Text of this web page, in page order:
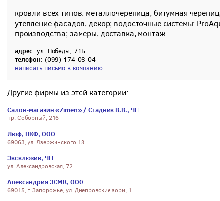
кровли всех типов: металлочерепица, битумная
утепление фасадов, декор; водосточные системы:
производства; замеры, доставка, монтаж
адрес: ул. Победы, 71Б
телефон: (099) 174-08-04
написать письмо в компанию
Другие фирмы из этой категории:
Салон-магазин «Zimen» / Стадник В.В., ЧП
пр. Соборный, 216
Люф, ПКФ, ООО
69063, ул. Дзержинского 18
Эксклюзив, ЧП
ул. Александровская, 72
Александрия ЗСМК, ООО
69015, г. Запорожье, ул. Днепровские зори, 1